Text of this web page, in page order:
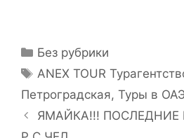
Без рубрики
ANEX TOUR
Петроградская, Туры в
ЯМАЙКА!!! ПОСЛЕДНИЕ